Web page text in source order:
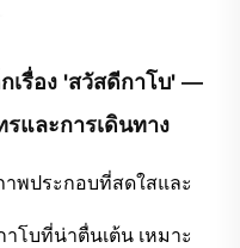
เรื่อง 'สวัสดีกาโบ' —
รและการเดินทาง
พประกอบที่สดใสและ
าโบที่น่าตื่นเต้น เหมาะ